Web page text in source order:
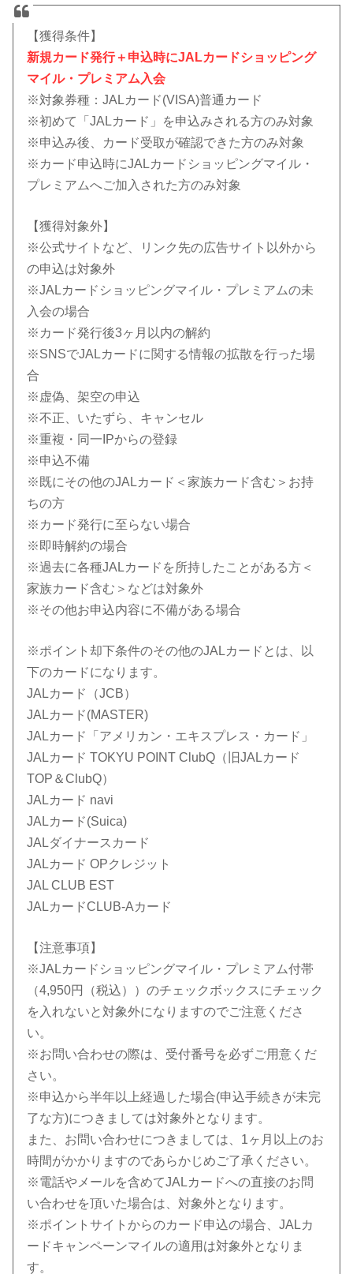
【獲得条件】
新規カード発行＋申込時にJALカードショッピング
マイル・プレミアム入会
※対象券種：JALカード(VISA)普通カード
※初めて「JALカード」を申込みされる方のみ対象
※申込み後、カード受取が確認できた方のみ対象
※カード申込時にJALカードショッピングマイル・
プレミアムへご加入された方のみ対象
【獲得対象外】
※公式サイトなど、リンク先の広告サイト以外から
の申込は対象外
※JALカードショッピングマイル・プレミアムの未
入会の場合
※カード発行後3ヶ月以内の解約
※SNSでJALカードに関する情報の拡散を行った場
合
※虚偽、架空の申込
※不正、いたずら、キャンセル
※重複・同一IPからの登録
※申込不備
※既にその他のJALカード＜家族カード含む＞お持
ちの方
※カード発行に至らない場合
※即時解約の場合
※過去に各種JALカードを所持したことがある方＜
家族カード含む＞などは対象外
※その他お申込内容に不備がある場合
※ポイント却下条件のその他のJALカードとは、以
下のカードになります。
JALカード（JCB）
JALカード(MASTER)
JALカード「アメリカン・エキスプレス・カード」
JALカード TOKYU POINT ClubQ（旧JALカード
TOP＆ClubQ）
JALカード navi
JALカード(Suica)
JALダイナースカード
JALカード OPクレジット
JAL CLUB EST
JALカードCLUB-Aカード
【注意事項】
※JALカードショッピングマイル・プレミアム付帯
（4,950円（税込））のチェックボックスにチェック
を入れないと対象外になりますのでご注意くださ
い。
※お問い合わせの際は、受付番号を必ずご用意くだ
さい。
※申込から半年以上経過した場合(申込手続きが未完
了な方)につきましては対象外となります。
また、お問い合わせにつきましては、1ヶ月以上のお
時間がかかりますのであらかじめご了承ください。
※電話やメールを含めてJALカードへの直接のお問
い合わせを頂いた場合は、対象外となります。
※ポイントサイトからのカード申込の場合、JALカ
ードキャンペーンマイルの適用は対象外となりま
す。